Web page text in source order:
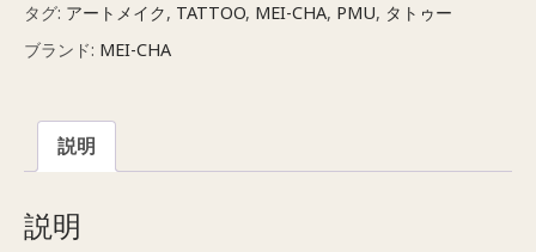
P.M.U.
カ
ト
ッ
ジ
式
タグ: アートメイク, TATTOO, MEI-CHA, PMU, タトゥー
ブランド: MEI-CHA
説明
説明